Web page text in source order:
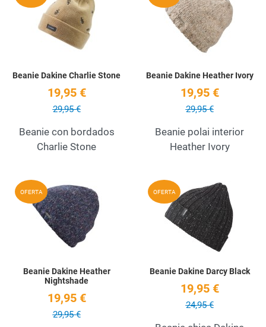
Quick View
Beanie Dakine Charlie Stone
19,95 €
29,95 €
Beanie con bordados
Charlie Stone
Beanie Dakine Heather Ivory
19,95 €
29,95 €
Beanie polai interior
Heather Ivory
OFERTA Add to Wishlist
Quick View
Beanie Dakine Heather
Nightshade
19,95 €
29,95 €
OFERTA
Beanie Dakine Darcy Black
19,95 €
24,95 €